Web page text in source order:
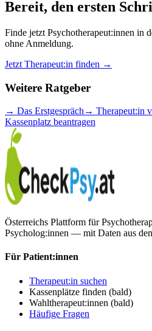
Bereit, den ersten
Finde jetzt Psychotherapeut:innen in
ohne Anmeldung.
Jetzt Therapeut:in finden →
Weitere Ratgeber
→ Das Erstgespräch → Therapeut:in
Kassenplatz beantragen
Österreichs Plattform für
Psycholog:innen — mit Daten aus
Für Patient:innen
Therapeut:in suchen
Kassenplätze finden (bald)
Wahltherapeut:innen (bald)
Häufige Fragen